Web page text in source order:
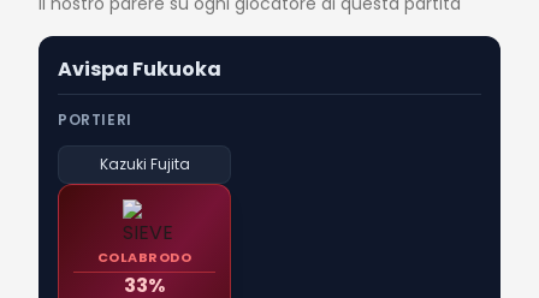
Avispa Fukuoka
PORTIERI
Kazuki Fujita
COLABRODO
33%